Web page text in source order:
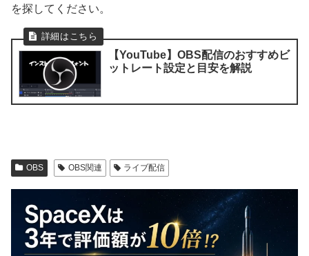
を探してください。
【YouTube】OBS配信のおすすめビ
ットレート設定と目安を解説
OBS OBS関連 ライブ配信